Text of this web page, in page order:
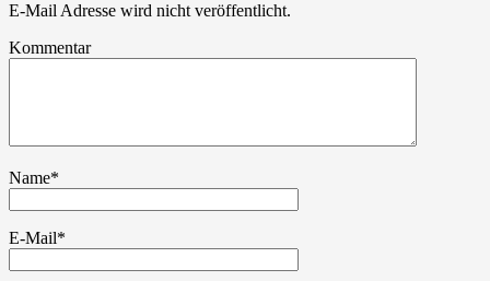
E-Mail Adresse wird nicht veröffentlicht.
Kommentar
Name*
E-Mail*